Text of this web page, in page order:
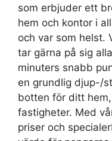
som erbjuder ett
hem och kontor i
och var som helst.
tar gärna på sig
minuters snabb
en grundlig djup-/
botten för ditt
fastigheter. Med
priser och